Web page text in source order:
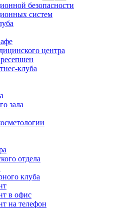
безопасности
систем
центра
клуба
зала
отдела
клуба
в офис
на телефон